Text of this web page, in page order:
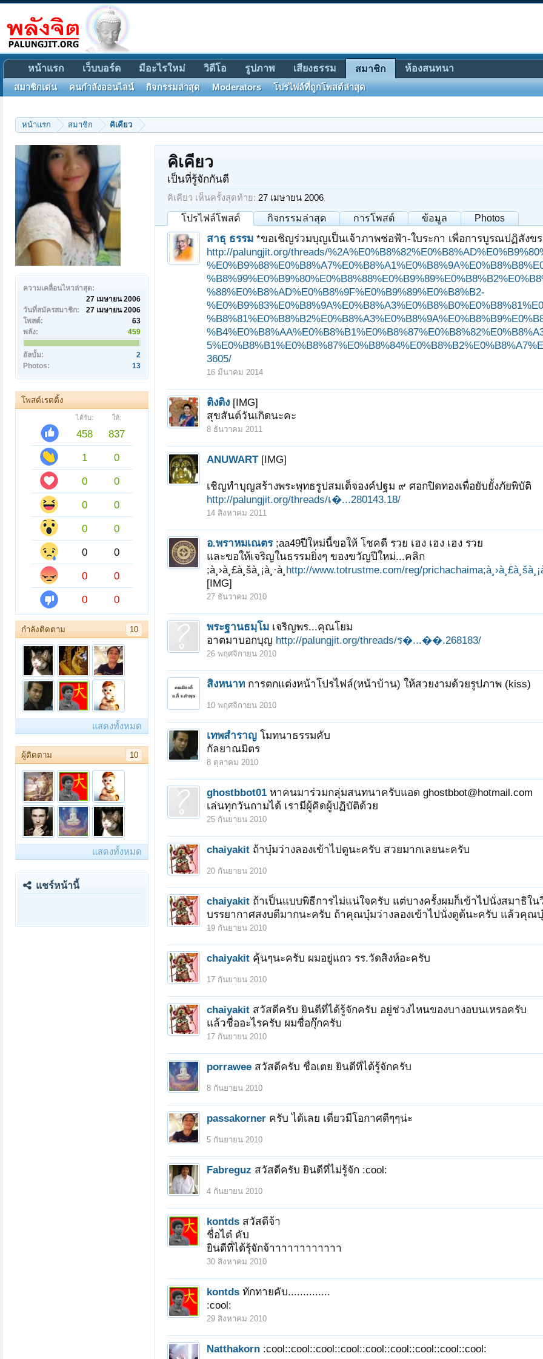
หน้าแรก สมาชิก คิเคียว
ความเคลื่อนไหวล่าสุด:
27 เมษายน 2006
วันที่สมัครสมาชิก:
27 เมษายน 2006
โพสต์:
63
พลัง:
459
อัลบั้ม:
2
Photos:
13
โพสต์เรตติ้ง
ได้รับ: ให้:
458
837
1
0
0
0
0
0
0
0
0
0
0
0
0
0
กำลังติดตาม 10
แสดงทั้งหมด
ผู้ติดตาม 10
แสดงทั้งหมด
แชร์หน้านี้
คิเคียว
เป็นที่รู้จักกันดี
คิเคียว เห็นครั้งสุดท้าย: 27 เมษายน 2006
โปรไฟล์โพสต์ กิจกรรมล่าสุด การโพสต์ ข้อมูล Photos
สาธุ ธรรม *ขอเชิญร่วมบุญเป็นเจ้าภาพช่อฟ้า-ใบระกา เพื่อการบูรณปฏิสังข
http://palungjit.org/threads/
%88%E0%B8%AD%E0%B8%9F%E0%B9%89%E0%B8%B2-
3605/
16 มีนาคม 2014
ติงติง [IMG]
สุขสันต์วันเกิดนะคะ
8 ธันวาคม 2011
ANUWART [IMG]
เชิญทำบุญสร้างพระพุทธรูปสมเด็จองค์ปฐม ๙ ศอกปิดทองเพื่อยับยั้งภัยพิบัติ
http://palungjit.org/threads/เ�...280143.18/
14 สิงหาคม 2011
อ.พราหมเณตร ;aa49ปีใหม่นี้ขอให้ โชคดี รวย เฮง เฮง เฮง รวย
และขอให้เจริญในธรรมยิ่งๆ ของขวัญปีใหม่...คลิก
;à¸›à¸£à¸šà¸¡à¸·à¸­ http://www.totrustme.com/reg/
[IMG]
27 ธันวาคม 2010
พระฐานธมฺโม เจริญพร...คุณโยม
อาตมาบอกบุญ http://palungjit.org/threads/ร�...��.268183/
26 พฤศจิกายน 2010
สิงหนาท การตกแต่งหน้าโปรไฟล์(หน้าบ้าน) ให้สวยงามด้วยรูปภาพ (kiss)
10 พฤศจิกายน 2010
เทพสำราญ โมทนาธรรมคับ
กัลยาณมิตร
8 ตุลาคม 2010
ghostbbot01 หาคนมาร่วมกลุ่มสนทนาครับแอด ghostbbot@hotmail.com
เล่นทุกวันถามได้ เรามีผู้คิดผู้ปฏิบัติด้วย
25 กันยายน 2010
chaiyakit ถ้าบุ๋มว่างลองเข้าไปดูนะครับ สวยมากเลยนะครับ
20 กันยายน 2010
chaiyakit ถ้าเป็นแบบพิธีการไม่แน่ใจครับ แต่บางครั้งผมก็เข้าไปนั่งสมาธิใ
บรรยากาศสงบดีมากนะครับ ถ้าคุณบุ๋มว่างลองเข้าไปนั่งดูด้นะครับ แล้วคุณ
19 กันยายน 2010
chaiyakit คุ้นๆนะครับ ผมอยู่แถว รร.วัดสิงห์อะครับ
17 กันยายน 2010
chaiyakit สวัสดีครับ ยินดีที่ได้รู้จักครับ อยู่ช่วงไหนของบางอบนเหรอครับ
แล้วชื่ออะไรครับ ผมชื่อกุ๊กครับ
17 กันยายน 2010
porrawee สวัสดีครับ ชื่อเตย ยินดีที่ได้รู้จักครับ
8 กันยายน 2010
passakorner ครับ ได้เลย เดี่ยวมีโอกาศดีๆๆน่ะ
5 กันยายน 2010
Fabreguz สวัสดีครับ ยินดีที่ไม่รู้จัก :cool:
4 กันยายน 2010
kontds สวัสดีจ้า
ชื่อไต๋ คับ
ยินดีที่ได้รุ้จักจ้าาาาาาาาาาาา
30 สิงหาคม 2010
kontds ทักทายคับ..............
:cool:
29 สิงหาคม 2010
Natthakorn :cool::cool::cool::cool::cool::cool::cool::cool::cool:
หน้าแรก เว็บบอร์ด มีอะไรใหม่ วิดีโอ รูปภาพ เสียงธรรม สมาชิก
สมาชิกเด่น คนกำลังออนไลน์ กิจกรรมล่าสุด Moderators โปรไฟล์ที่ถูกโพสต์ล่าสุด
ห้องสนทนา